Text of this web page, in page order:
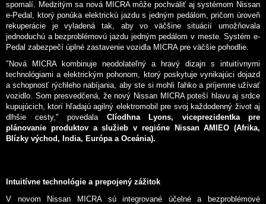
spomalí. Medzitým sa nová MICRA môže pochváliť aj systémom Nissan
e-Pedal, ktorý ponúka elektrickú jazdu s jedným pedálom, pričom úroveň
rekuperácie je vyladená tak, aby vo väčšine situácií umožňovala
jednoduchú a bezproblémovú jazdu jedným pedálom v meste. Systém e-
Pedal zabezpečí úplné zastavenie vozidla MICRA pre väčšie pohodlie.
"Nová MICRA kombinuje neodolateľný a hravý dizajn s intuitívnymi
technológiami a elektrickým pohonom, ktorý poskytuje vynikajúci dojazd
a schopnosť rýchleho nabíjania, aby ste si mohli ľahko a príjemne užívať
vozidlo. Som presvedčená, že nový Nissan MICRA poteší hlavu aj srdce
kupujúcich, ktorí hľadajú agilný elektromobil pre svoj každodenný život aj
dlhšie cesty," povedala Clíodhna Lyons, viceprezidentka pre
plánovanie produktov a služieb v regióne Nissan AMIEO (Afrika,
Blízky východ, India, Európa a Oceánia).
Intuitívne technológie a prepojený zážitok
V novom Nissan MICRA sú integrované účelné a bezproblémové